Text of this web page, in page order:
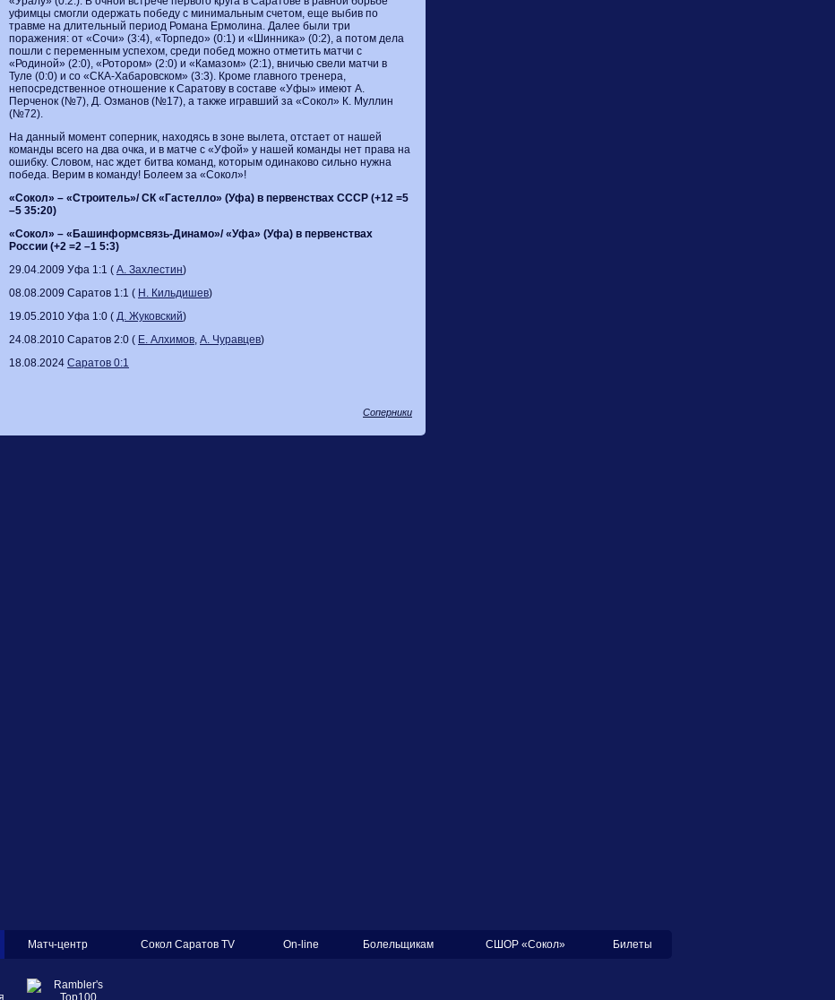
уфимцы смогли одержать победу с минимальным счетом, еще выбив по
травме на длительный период Романа Ермолина. Далее были три
поражения: от «Сочи» (3:4), «Торпедо» (0:1) и «Шинника» (0:2), а потом дела
пошли с переменным успехом, среди побед можно отметить матчи с
«Родиной» (2:0), «Ротором» (2:0) и «Камазом» (2:1), вничью свели матчи в
Туле (0:0) и со «СКА-Хабаровском» (3:3). Кроме главного тренера,
непосредственное отношение к Саратову в составе «Уфы» имеют А.
Перченок (№7), Д. Озманов (№17), а также игравший за «Сокол» К. Муллин
(№72).
На данный момент соперник, находясь в зоне вылета, отстает от нашей
команды всего на два очка, и в матче с «Уфой» у нашей команды нет права на
ошибку. Словом, нас ждет битва команд, которым одинаково сильно нужна
победа. Верим в команду! Болеем за «Сокол»!
«Сокол» – «Строитель»/ СК «Гастелло» (Уфа) в первенствах СССР (+12 =5
–5 35:20)
«Сокол» – «Башинформсвязь-Динамо»/«Уфа» (Уфа) в первенствах
России (+2 =2 –1 5:3)
29.04.2009 Уфа 1:1 ( А. Захлестин)
08.08.2009 Саратов 1:1 ( Н. Кильдишев)
19.05.2010 Уфа 1:0 ( Д. Жуковский)
24.08.2010 Саратов 2:0 ( Е. Алхимов, А. Чуравцев)
18.08.2024 Саратов 0:1
Соперники
Матч-центр Сокол Саратов TV On-line Болельщикам СШОР «Сокол» Билеты